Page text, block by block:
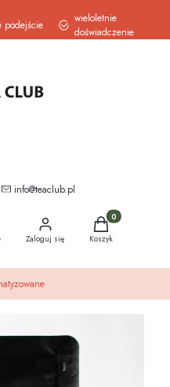
podejście
wieloletnie
doświadczenie
info@teaclub.pl
Zaloguj się
Produkty w
Koszyk